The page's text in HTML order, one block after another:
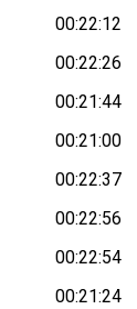
00:22:12
00:22:26
00:21:44
00:21:00
00:22:37
00:22:56
00:22:54
00:21:24